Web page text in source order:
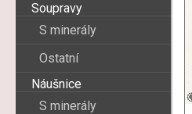
Soupravy
S minerály
Ostatní
Náušnice
S minerály